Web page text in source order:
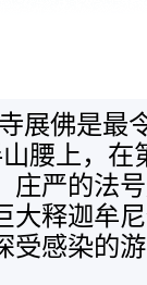
展佛是最
腰上，
庄严的法
大释迦牟
感染的